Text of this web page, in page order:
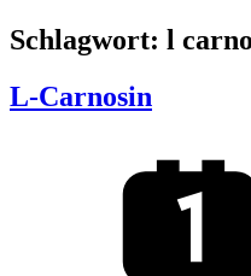
Schlagwort: l
L-Carnosin